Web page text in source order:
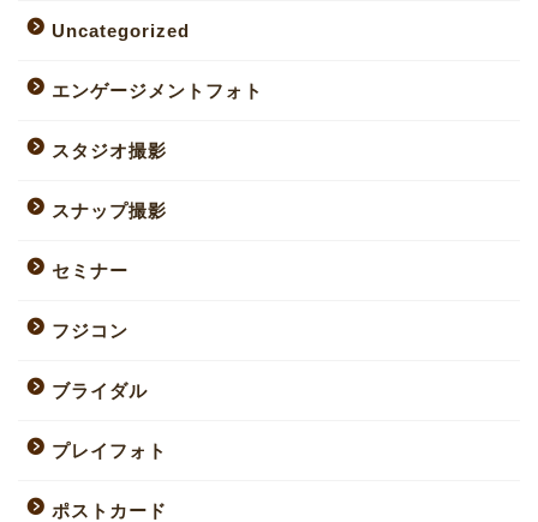
Uncategorized
エンゲージメントフォト
スタジオ撮影
スナップ撮影
セミナー
フジコン
ブライダル
プレイフォト
ポストカード